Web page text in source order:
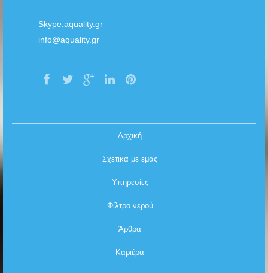
Skype:aquality.gr
info@aquality.gr
Αρχική
Σχετικά με εμάς
Υπηρεσίες
Φίλτρο νερού
Άρθρα
Καριέρα